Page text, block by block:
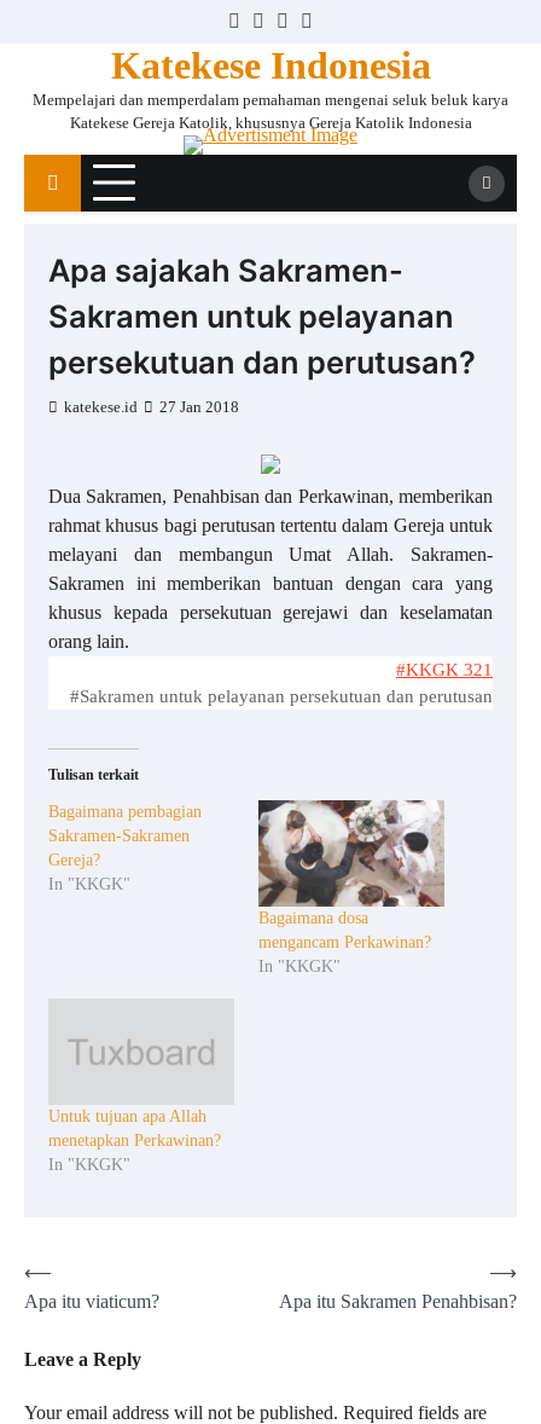
Facebook
Instagram
TwitterYouTube
Katekese Indonesia
Mempelajari dan memperdalam pemahaman mengenai seluk beluk karya
Katekese Gereja Katolik, khususnya Gereja Katolik Indonesia
Apa sajakah Sakramen-
Sakramen untuk pelayanan
persekutuan dan perutusan?
katekese.id 27 Jan 2018
Dua Sakramen, Penahbisan dan Perkawinan, memberikan
rahmat khusus bagi perutusan tertentu dalam Gereja untuk
melayani dan membangun Umat Allah. Sakramen-
Sakramen ini memberikan bantuan dengan cara yang
khusus kepada persekutuan gerejawi dan keselamatan
orang lain.
#KKGK 321
#Sakramen untuk pelayanan persekutuan dan perutusan
Tulisan terkait
Bagaimana pembagian
Sakramen-Sakramen
Gereja?
In "KKGK"
Bagaimana dosa
mengancam Perkawinan?
In "KKGK"
Untuk tujuan apa Allah
menetapkan Perkawinan?
In "KKGK"
Post
navigation
⟵
Apa itu viaticum?
Apa itu Sakramen Penahbisan?
⟶
Leave a Reply
Your email address will not be published. Required fields are